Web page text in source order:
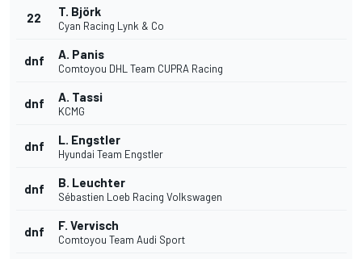
22 T. Björk
Cyan Racing Lynk & Co
dnf A. Panis
Comtoyou DHL Team CUPRA Racing
dnf A. Tassi
KCMG
dnf L. Engstler
Hyundai Team Engstler
dnf B. Leuchter
Sébastien Loeb Racing Volkswagen
dnf F. Vervisch
Comtoyou Team Audi Sport